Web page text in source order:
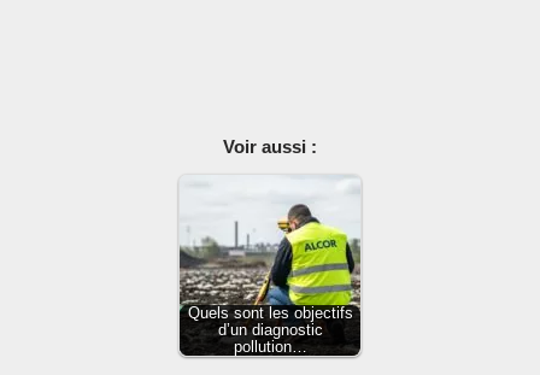
Voir aussi :
Quels sont les objectifs
d’un diagnostic
pollution…